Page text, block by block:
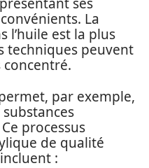
ses
La
l’huile est la plus
techniques peuvent
par exemple,
processus
de qualité
: